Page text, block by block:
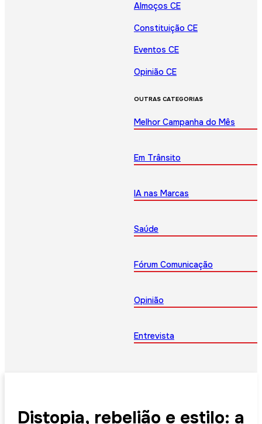
Almoços CE
Constituição CE
Eventos CE
Opinião CE
OUTRAS CATEGORIAS
Melhor Campanha do Mês
Em Trânsito
IA nas Marcas
Saúde
Fórum Comunicação
Opinião
Entrevista
Distopia, rebelião e estilo: a